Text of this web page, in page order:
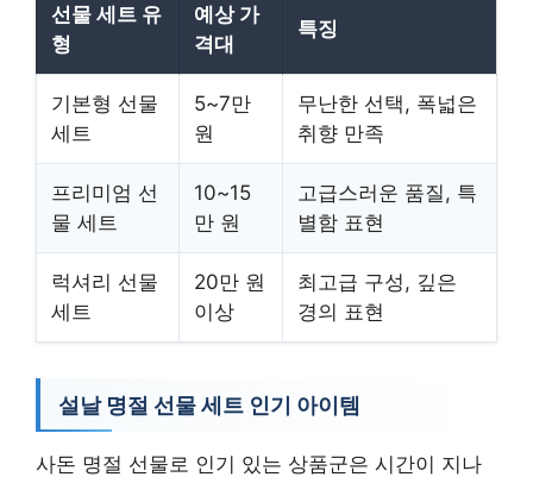
선물 세트 유
형
예상 가
격대
특징
기본형 선물
세트
5~7만
원
무난한 선택, 폭넓은
취향 만족
프리미엄 선
물 세트
10~15
만 원
고급스러운 품질, 특
별함 표현
럭셔리 선물
세트
20만 원
이상
최고급 구성, 깊은
경의 표현
설날 명절 선물 세트 인기 아이템
사돈 명절 선물로 인기 있는 상품군은 시간이 지나